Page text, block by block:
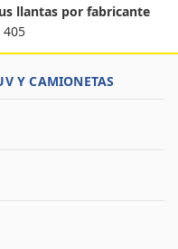
llantas por fabricante
405
Y CAMIONETAS